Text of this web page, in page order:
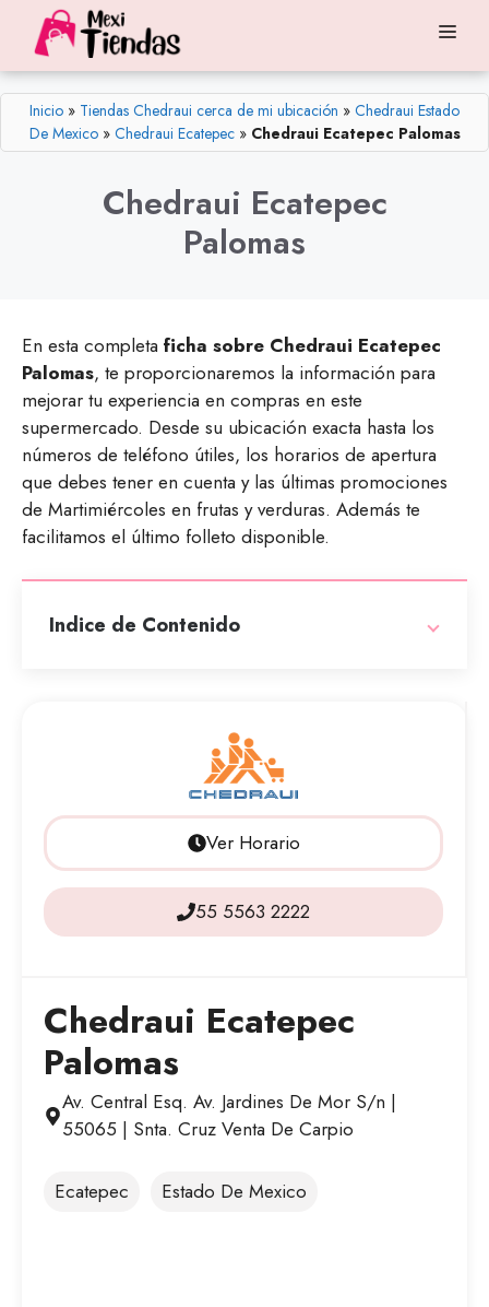
contenido
Inicio » Tiendas Chedraui cerca de mi ubicación » Chedraui Estado
De Mexico» Chedraui Ecatepec» Chedraui Ecatepec Palomas
Chedraui Ecatepec
Palomas
En esta completa ficha sobre Chedraui Ecatepec
Palomas, te proporcionaremos la información para
mejorar tu experiencia en compras en este
supermercado. Desde su ubicación exacta hasta los
números de teléfono útiles, los horarios de apertura
que debes tener en cuenta y las últimas promociones
de Martimiércoles en frutas y verduras. Además te
facilitamos el último folleto disponible.
Indice de Contenido
Ver Horario
55 5563 2222
Chedraui Ecatepec
Palomas
Av. Central Esq. Av. Jardines De Mor S/n |
55065 | Snta. Cruz Venta De Carpio
Ecatepec Estado De Mexico